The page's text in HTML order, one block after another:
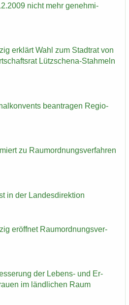
nicht mehr ge­neh­mi­
er­klärt Wahl zum Stadt­rat von
Lützschena-​Stahmeln
be­an­tra­gen Re­gio­
zu Raum­ord­nungs­ver­fah­ren
in der Lan­des­di­rek­ti­on
er­öff­net Raum­ord­nungs­ver­
der Lebens-​ und Er­
im länd­li­chen Raum